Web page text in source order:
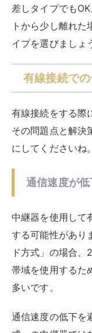
根本的な通
中継器を使用して
ることはできま
れが改善され、速
う。
ただそれは本来の
りません。中継
ケーブルが
中継器の有線接続
ケーブルが邪魔に
しかないでしょう